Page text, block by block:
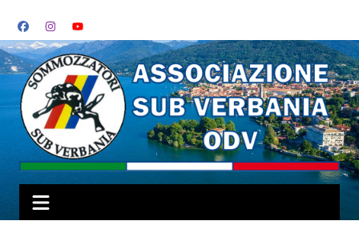
contenuto